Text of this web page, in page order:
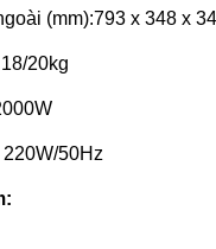
(mm):793 x 348 x
20kg
50Hz